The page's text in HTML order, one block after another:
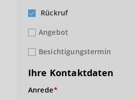
Rückruf
Angebot
Besichtigungstermin
Ihre Kontaktdaten
Anrede